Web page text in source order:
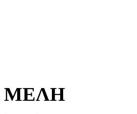
ΜΕΛΗ